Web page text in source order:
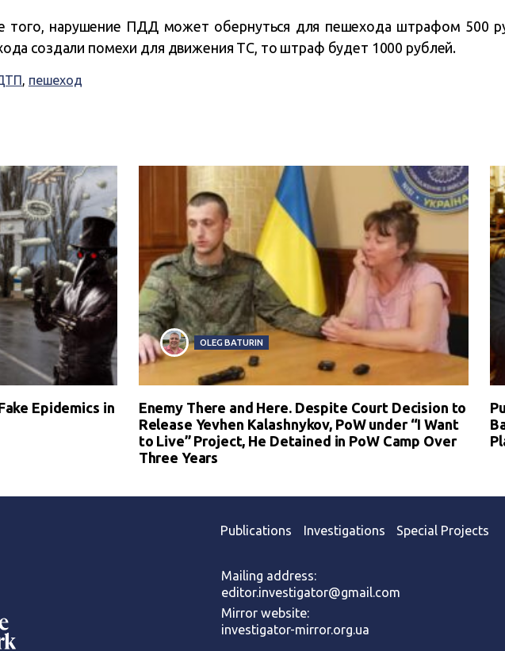
того, нарушение ПДД может обернуться для пешехода штрафом 500
создали помехи для движения ТС, то штраф будет 1000 рублей.
, пешеход
Epidemics in
OLEG BATURIN
Enemy There and Here. Despite Court Decision to
Release Yevhen Kalashnykov, PoW under “I Want
to Live” Project, He Detained in PoW Camp Over
Three Years
Publications Investigations Special Projects
Mailing address:
editor.investigator@gmail.com
Mirror website:
investigator-mirror.org.ua